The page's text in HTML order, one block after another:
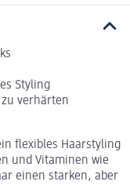
Styling
verhärten
flexibles Haarstyling
und Vitaminen wie
einen starken, aber